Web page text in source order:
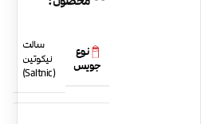
نوع
جویس
سالت
نیکوتین
(Saltnic)